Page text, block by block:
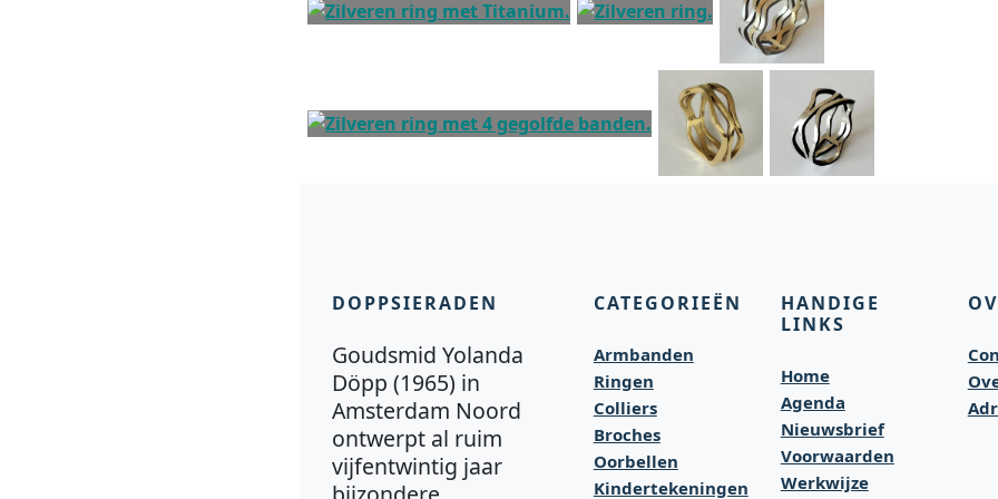
DOPPSIERADEN
Goudsmid Yolanda
Döpp (1965) in
Amsterdam Noord
ontwerpt al ruim
vijfentwintig jaar
CATEGORIEËN
Armbanden
Ringen
Colliers
Broches
Oorbellen
Kindertekeningen
HANDIGE
LINKS
Home
Agenda
Nieuwsbrief
Voorwaarden
Werkwijze